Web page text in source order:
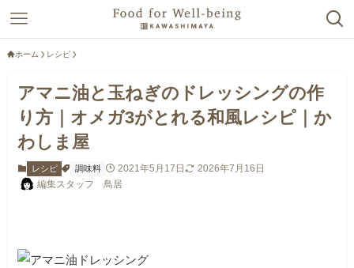
ホーム レシピ
アマニ油と玉ねぎのドレッシングの作
り方｜オメガ3がとれる和風レシピ｜か
わしま屋
レシピ 調味料 2021年5月17日
2026年7月16日
編集スタッフ 鳥居